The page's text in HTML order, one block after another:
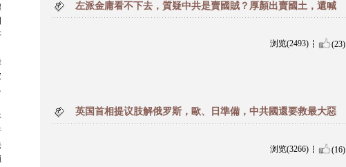
左派金庸看不下去，質疑中共是賣國賊？厚顏出賣國土，還喊
浏览(2493) (23)
英国首相提议肢解俄罗斯，歐、日準備，中共國還要救最大惡
浏览(3266) (16)